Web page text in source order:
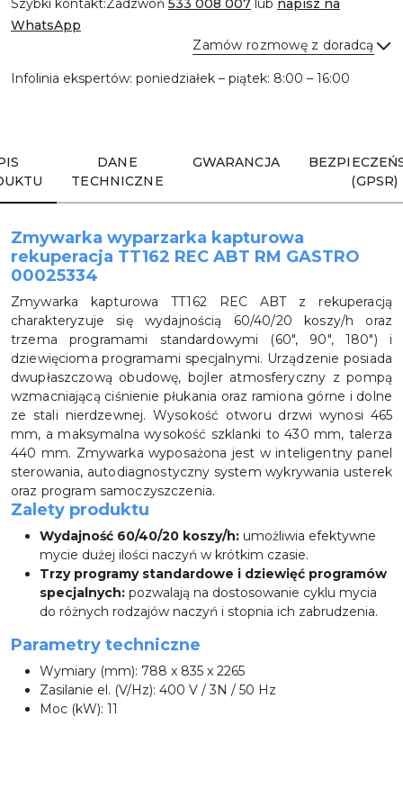
Szybki kontakt:Zadzwoń 533 008 007 lub napisz na
WhatsApp
Zamów rozmowę z doradcą
Infolinia ekspertów: poniedziałek – piątek: 8:00 – 16:00
DANE
TECHNICZNE
GWARANCJA
(GPSR)
Zmywarka wyparzarka kapturowa
rekuperacja TT162 REC ABT RM GASTRO
00025334
Zmywarka kapturowa TT162 REC ABT z rekuperacją
charakteryzuje się wydajnością 60/40/20 koszy/h oraz
trzema programami standardowymi (60", 90", 180") i
dziewięcioma programami specjalnymi. Urządzenie posiada
dwupłaszczową obudowę, bojler atmosferyczny z pompą
wzmacniającą ciśnienie płukania oraz ramiona górne i dolne
ze stali nierdzewnej. Wysokość otworu drzwi wynosi 465
mm, a maksymalna wysokość szklanki to 430 mm, talerza
440 mm. Zmywarka wyposażona jest w inteligentny panel
sterowania, autodiagnostyczny system wykrywania usterek
oraz program samoczyszczenia.
Zalety produktu
Wydajność 60/40/20 koszy/h: umożliwia efektywne
mycie dużej ilości naczyń w krótkim czasie.
Trzy programy standardowe i dziewięć programów
specjalnych: pozwalają na dostosowanie cyklu mycia
do różnych rodzajów naczyń i stopnia ich zabrudzenia.
Parametry techniczne
Wymiary (mm): 788 x 835 x 2265
Zasilanie el. (V/Hz): 400 V / 3N / 50 Hz
Moc (kW): 11